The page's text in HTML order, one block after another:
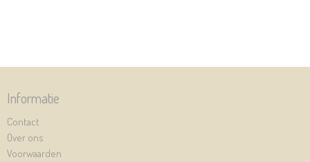
Informatie
Contact
Over ons
Voorwaarden